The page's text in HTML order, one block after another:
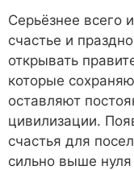
Серьёзнее всего
счастье и
открывать
которые
оставляют
цивилизации.
счастья для
сильно выше